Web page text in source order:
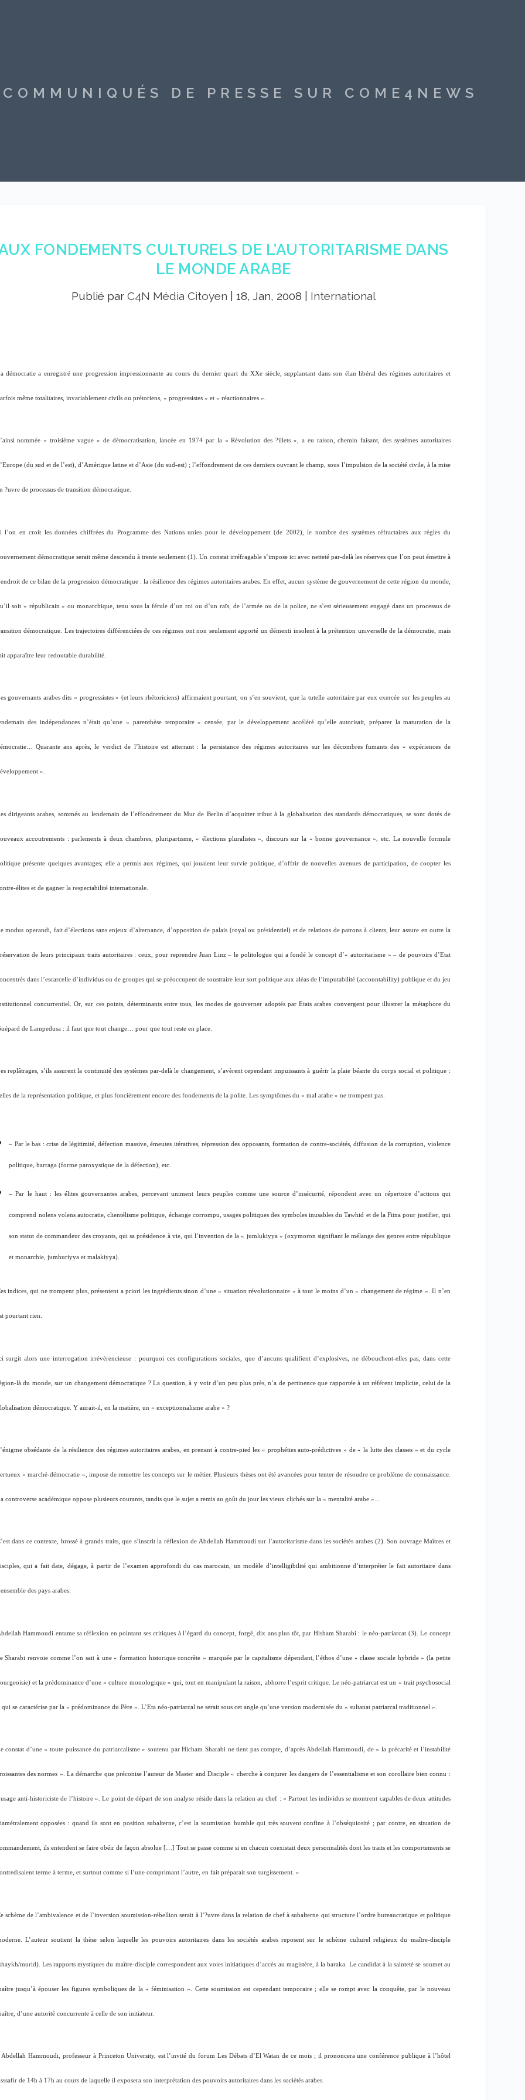
DE PRESSE SUR COME4NEWS
FONDEMENTS CULTURELS DE L’AUTORITARISME DANS
LE MONDE ARABE
Publié par C4N Média Citoyen 18, Jan, 2008 International
démocratie a enregistré une progression impressionnante au cours du dernier quart du XXe siècle, supplantant dans son élan libéral des régimes autoritaires et
même totalitaires, invariablement civils ou prétoriens, « progressistes » et « réactionnaires ».
nommée « troisième vague » de démocratisation, lancée en 1974 par la «Révolution des ?illets », a eu raison, chemin faisant, des systèmes autoritaires
(du sud et de l’est), d’Amérique latine et d’Asie (du sud-est) ; l’effondrement de ces derniers ouvrant le champ, sous l’impulsion de la société civile, à la mise
?uvre de processus de transition démocratique.
l’on en croit les données chiffrées du Programme des Nations unies pour le développement (de 2002), le nombre des systèmes réfractaires aux règles du
démocratique serait même descendu à trente seulement (1). Un constat irréfragable s’impose ici avec netteté par-delà les réserves que l’on peut émettre à
de ce bilan de la progression démocratique : la résilience des régimes autoritaires arabes. En effet, aucun système de gouvernement de cette région du monde,
soit « républicain » ou monarchique, tenu sous la férule d’un roi ou d’un raïs, de l’armée ou de la police, ne s’est sérieusement engagé dans un processus de
démocratique. Les trajectoires différenciées de ces régimes ont non seulement apporté un démenti insolent à la prétention universelle de la démocratie, mais
apparaître leur redoutable durabilité.
gouvernants arabes dits « progressistes » (et leurs rhétoriciens) affirmaient pourtant, on s’en souvient, que la tutelle autoritaire par eux exercée sur les peuples au
des indépendances n’était qu’une « parenthèse temporaire» censée, par le développement accéléré qu’elle autorisait, préparer la maturation de la
Quarante ans après, le verdict de l’histoire est atterrant : la persistance des régimes autoritaires sur les décombres fumants des «expériences de
».
dirigeants arabes, sommés au lendemain de l’effondrement du Mur de Berlin d’acquitter tribut à la globalisation des standards démocratiques, se sont dotés de
accoutrements : parlements à deux chambres, pluripartisme, «élections pluralistes», discours sur la «bonne gouvernance», etc. La nouvelle formule
présente quelques avantages; elle a permis aux régimes, qui jouaient leur survie politique, d’offrir de nouvelles avenues de participation, de coopter les
élites et de gagner la respectabilité internationale.
modus operandi, fait d’élections sans enjeux d’alternance, d’opposition de palais (royal ou présidentiel) et de relations de patrons à clients, leur assure en outre la
de leurs principaux traits autoritaires : ceux, pour reprendre Juan Linz – le politologue qui a fondé le concept d’« autoritarisme» – de pouvoirs d’Etat
dans l’escarcelle d’individus ou de groupes qui se préoccupent de soustraire leur sort politique aux aléas de l’imputabilité (accountability) publique et du jeu
concurrentiel. Or, sur ces points, déterminants entre tous, les modes de gouverner adoptés par Etats arabes convergent pour illustrer la métaphore du
de Lampedusa : il faut que tout change… pour que tout reste en place.
replâtrages, s’ils assurent la continuité des systèmes par-delà le changement, s’avèrent cependant impuissants à guérir la plaie béante du corps social et politique :
de la représentation politique, et plus foncièrement encore des fondements de la polite. Les symptômes du « mal arabe » ne trompent pas.
– Par le bas : crise de légitimité, défection massive, émeutes itératives, répression des opposants, formation de contre-sociétés, diffusion de la corruption, violence
politique, harraga (forme paroxystique de la défection), etc.
– Par le haut : les élites gouvernantes arabes, percevant uniment leurs peuples comme une source d’insécurité, répondent avec un répertoire d’actions qui
comprend nolens volensautocratie, clientélisme politique, échange corrompu, usages politiques des symboles inusables du Tawhid et de la Fitna pour justifier, qui
son statut de commandeur des croyants, qui sa présidence à vie, qui l’invention de la « jumlukiyya » (oxymoron signifiant le mélange des genres entre république
et monarchie, jumhuriyya et malakiyya).
indices, qui ne trompent plus, présentent a priori les ingrédients sinon d’une « situation révolutionnaire » à tout le moins d’un « changement de régime ». Il n’en
pourtant rien.
surgit alors une interrogation irrévérencieuse : pourquoi ces configurations sociales, que d’aucuns qualifient d’explosives, ne débouchent-elles pas, dans cette
là du monde, sur un changement démocratique ? La question, à y voir d’un peu plus près, n’a de pertinence que rapportée à un référent implicite, celui de la
démocratique. Y aurait-il, en la matière, un « exceptionnalisme arabe» ?
obsédante de la résilience des régimes autoritaires arabes, en prenant à contre-pied les « prophéties auto-prédictives » de «la lutte des classes » et du cycle
«marché-démocratie », impose de remettre les concepts sur le métier. Plusieurs thèses ont été avancées pour tenter de résoudre ce problème de connaissance.
controverse académique oppose plusieurs courants, tandis que le sujet a remis au goût du jour les vieux clichés sur la « mentalité arabe»…
dans ce contexte, brossé à grands traits, que s’inscrit la réflexion de Abdellah Hammoudi sur l’autoritarisme dans les sociétés arabes (2). Son ouvrage Maîtres et
qui a fait date, dégage, à partir de l’examen approfondi du cas marocain, un modèle d’intelligibilité qui ambitionne d’interpréter le fait autoritaire dans
des pays arabes.
Hammoudi entame sa réflexion en pointant ses critiques à l’égard du concept, forgé, dix ans plus tôt, par Hisham Sharabi : le néo-patriarcat (3). Le concept
Sharabi renvoie comme l’on sait à une « formation historique concrète » marquée par le capitalisme dépendant, l’éthos d’une «classe sociale hybride» (la petite
et la prédominance d’une «culture monologique» qui, tout en manipulant la raison, abhorre l’esprit critique. Le néo-patriarcat est un « trait psychosocial
qui se caractérise par la « prédominance du Père». L’Eta néo-patriarcal ne serait sous cet angle qu’une version modernisée du « sultanat patriarcal traditionnel ».
constat d’une «toute puissance du patriarcalisme» soutenu par Hicham Sharabi ne tient pas compte, d’après Abdellah Hammoudi, de « la précarité et l’instabilité
des normes ». La démarche que préconise l’auteur de Master and Disciple « cherche à conjurer les dangers de l’essentialisme et son corollaire bien connu :
anti-historiciste de l’histoire». Le point de départ de son analyse réside dans la relation au chef : «Partout les individus se montrent capables de deux attitudes
opposées : quand ils sont en position subalterne, c’est la soumission humble qui très souvent confine à l’obséquiosité ; par contre, en situation de
ils entendent se faire obéir de façon absolue […] Tout se passe comme si en chacun coexistait deux personnalités dont les traits et les comportements se
terme à terme, et surtout comme si l’une comprimant l’autre, en fait préparait son surgissement. »
schème de l’ambivalence et de l’inversion soumission-rébellion serait à l’?uvre dans la relation de chef à subalterne qui structure l’ordre bureaucratique et politique
L’auteur soutient la thèse selon laquelle les pouvoirs autoritaires dans les sociétés arabes reposent sur le schème culturel religieux du maître-disciple
murid). Les rapports mystiques du maître-disciple correspondent aux voies initiatiques d’accès au magistère, à la baraka. Le candidat à la sainteté se soumet au
jusqu’à épouser les figures symboliques de la «féminisation ». Cette soumission est cependant temporaire ; elle se rompt avec la conquête, par le nouveau
d’une autorité concurrente à celle de son initiateur.
Abdellah Hammoudi, professeur à Princeton University, est l’invité du forum Les Débats d’El Watan de ce mois ; il prononcera une conférence publique à l’hôtel
de 14h à 17h au cours de laquelle il exposera son interprétation des pouvoirs autoritaires dans les sociétés arabes.